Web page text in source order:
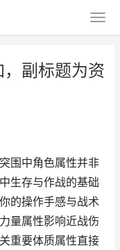
副标题为资
围中角色属性并非
生存与作战的基础
的操作手感与战术
量属性影响近战伤
重要体质属性直接